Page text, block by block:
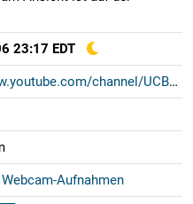
23:17 EDT
https://www.youtube.com/channel/UCB...
Aufnahmen